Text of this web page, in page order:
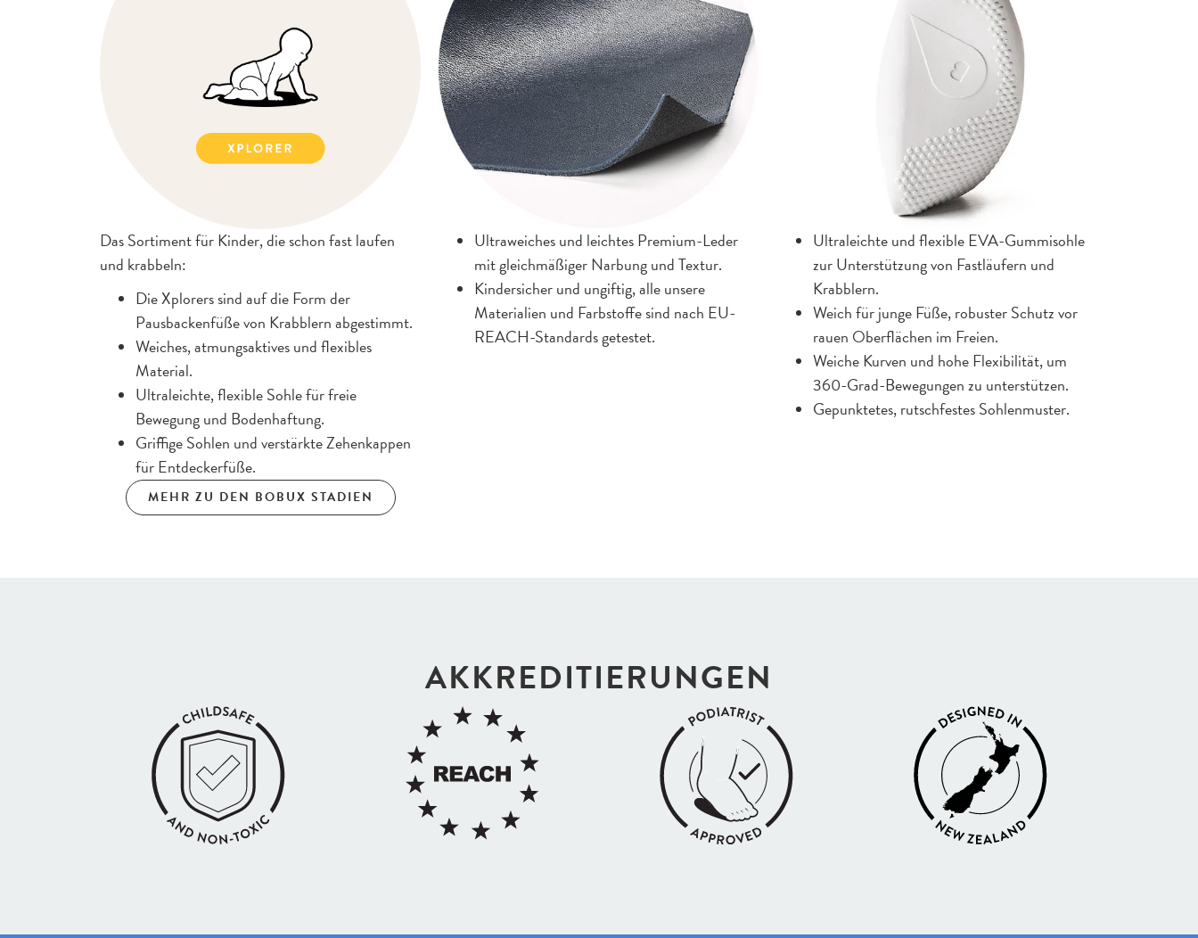
Das Sortiment für Kinder, die schon fast laufen
und krabbeln:
Die Xplorers sind auf die Form der
Pausbackenfüße von Krabblern abgestimmt.
Weiches, atmungsaktives und flexibles
Material.
Ultraleichte, flexible Sohle für freie
Bewegung und Bodenhaftung.
Griffige Sohlen und verstärkte Zehenkappen
für Entdeckerfüße.
MEHR ZU DEN BOBUX STADIEN
Ultraweiches und leichtes Premium-Leder
mit gleichmäßiger Narbung und Textur.
Kindersicher und ungiftig, alle unsere
Materialien und Farbstoffe sind nach EU-
REACH-Standards getestet.
Ultraleichte und flexible EVA-Gummisohle
zur Unterstützung von Fastläufern und
Krabblern.
Weich für junge Füße, robuster Schutz vor
rauen Oberflächen im Freien.
Weiche Kurven und hohe Flexibilität, um
360-Grad-Bewegungen zu unterstützen.
Gepunktetes, rutschfestes Sohlenmuster.
AKKREDI­TIERUNGEN